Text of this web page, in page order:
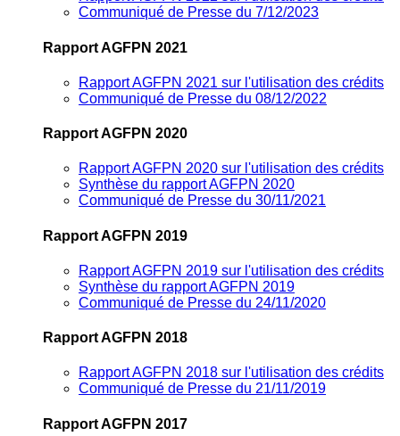
Communiqué de Presse du 7/12/2023
Rapport AGFPN 2021
Rapport AGFPN 2021 sur l'utilisation des crédits
Communiqué de Presse du 08/12/2022
Rapport AGFPN 2020
Rapport AGFPN 2020 sur l'utilisation des crédits
Synthèse du rapport AGFPN 2020
Communiqué de Presse du 30/11/2021
Rapport AGFPN 2019
Rapport AGFPN 2019 sur l'utilisation des crédits
Synthèse du rapport AGFPN 2019
Communiqué de Presse du 24/11/2020
Rapport AGFPN 2018
Rapport AGFPN 2018 sur l'utilisation des crédits
Communiqué de Presse du 21/11/2019
Rapport AGFPN 2017